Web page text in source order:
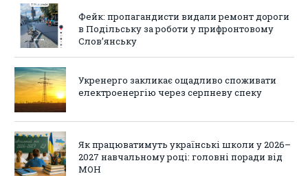
Фейк: пропагандисти видали ремонт дороги
в Подільську за роботи у прифронтовому
Слов’янську
Укренерго закликає ощадливо споживати
електроенергію через серпневу спеку
Як працюватимуть українські школи у 2026–
2027 навчальному році: головні поради від
МОН